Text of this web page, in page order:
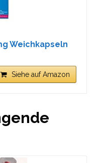
Weichkapseln
Siehe auf Amazon